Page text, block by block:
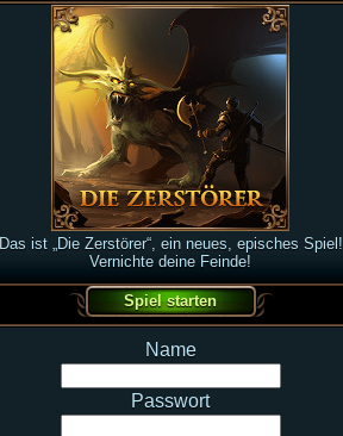
Das ist „Die Zerstörer“, ein neues, episches Spiel!
Vernichte deine Feinde!
Name
Passwort